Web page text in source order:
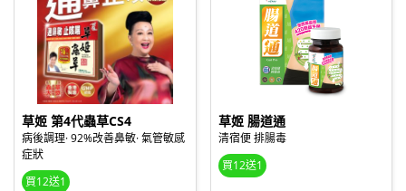
草姬 第4代蟲草CS4
病後調理· 92%改善鼻敏· 氣管敏感
症狀
買12送1
草姬 腸道通
清宿便 排腸毒
買12送1